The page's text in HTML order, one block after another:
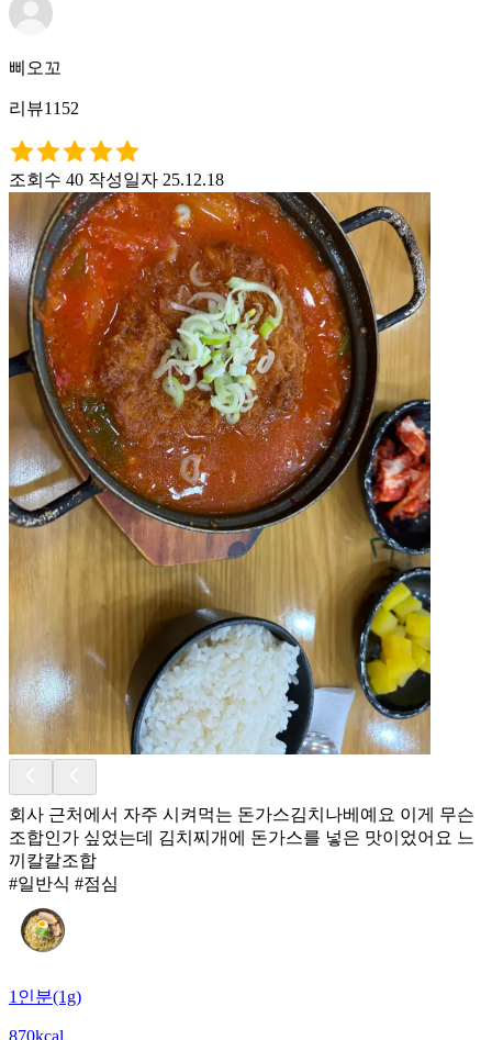
삐오꼬
리뷰1152
조회수 40 작성일자 25.12.18
회사 근처에서 자주 시켜먹는 돈가스김치나베예요 이게 무슨
조합인가 싶었는데 김치찌개에 돈가스를 넣은 맛이었어요 느
끼칼칼조합
#일반식 #점심
1인분(1g)
870kcal